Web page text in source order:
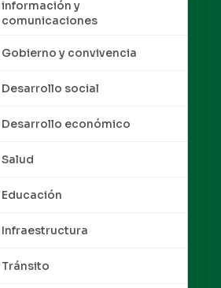
información y
comunicaciones
Gobierno y convivencia
Desarrollo social
Desarrollo económico
Salud
Educación
Infraestructura
Tránsito